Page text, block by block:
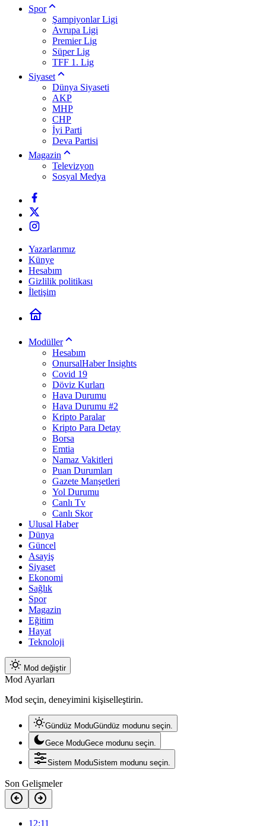
Spor
Şampiyonlar Ligi
Avrupa Ligi
Premier Lig
Süper Lig
TFF 1. Lig
Siyaset
Dünya Siyaseti
AKP
MHP
CHP
İyi Parti
Deva Partisi
Magazin
Televizyon
Sosyal Medya
Yazarlarımız
Künye
Hesabım
Gizlilik politikası
İletişim
Modüller
Hesabım
OnursalHaber Insights
Covid 19
Döviz Kurları
Hava Durumu
Hava Durumu #2
Kripto Paralar
Kripto Para Detay
Borsa
Emtia
Namaz Vakitleri
Puan Durumları
Gazete Manşetleri
Yol Durumu
Canlı Tv
Canlı Skor
Ulusal Haber
Dünya
Güncel
Asayiş
Siyaset
Ekonomi
Sağlık
Spor
Magazin
Eğitim
Hayat
Teknoloji
Mod değiştir
Mod Ayarları
Mod seçin, deneyimini kişiselleştirin.
Gündüz ModuGündüz modunu seçin.
Gece ModuGece modunu seçin.
Sistem ModuSistem modunu seçin.
Son Gelişmeler
12:11